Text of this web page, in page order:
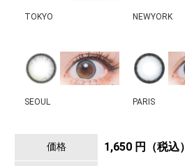
TOKYO NEWYORK
SEOUL PARIS
価格 1,650 円（税込）